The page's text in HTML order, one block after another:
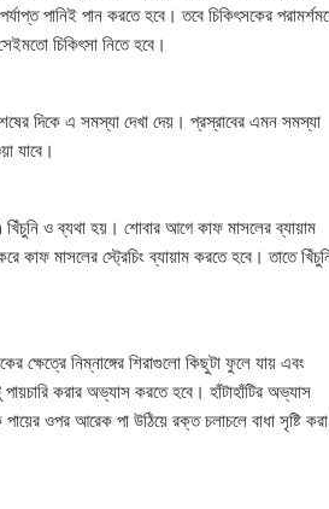
পানিই পান করতে হবে। তবে চিকিৎসকের
চিকিৎসা নিতে হবে।
দিকে এ সমস্যা দেখা দেয়। প্রস্রাবের এমন সমস্যা
যাবে।
খিঁচুনি ও ব্যথা হয়। শোবার আগে কাফ মাসলের ব্যায়াম
মাসলের স্ট্রেচিং ব্যায়াম করতে হবে। তাতে
ক্ষেত্রে নিম্নাঙ্গের শিরাগুলো কিছুটা ফুলে যায় এবং
করার অভ্যাস করতে হবে। হাঁটাহাঁটির অভ্যাস
ওপর আরেক পা উঠিয়ে রক্ত চলাচলে বাধা সৃষ্টি করা